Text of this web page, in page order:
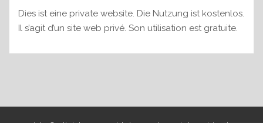
Dies ist eine private website. Die Nutzung ist kostenlos.
Il s’agit d’un site web privé. Son utilisation est gratuite.